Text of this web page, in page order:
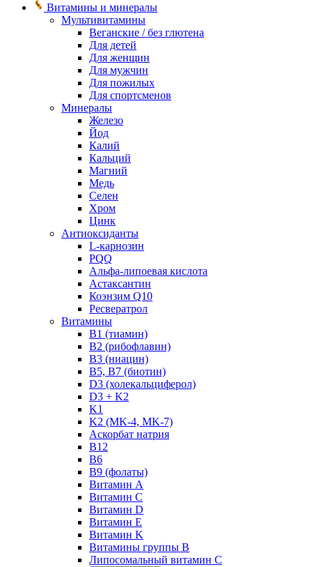
Витамины и минералы
Мультивитамины
Веганские / без глютена
Для детей
Для женщин
Для мужчин
Для пожилых
Для спортсменов
Минералы
Железо
Йод
Калий
Кальций
Магний
Медь
Селен
Хром
Цинк
Антиоксиданты
L-карнозин
PQQ
Альфа-липоевая кислота
Астаксантин
Коэнзим Q10
Ресвератрол
Витамины
B1 (тиамин)
B2 (рибофлавин)
B3 (ниацин)
B5, B7 (биотин)
D3 (холекальциферол)
D3 + K2
K1
K2 (MK-4, MK-7)
Аскорбат натрия
В12
В6
В9 (фолаты)
Витамин A
Витамин C
Витамин D
Витамин E
Витамин K
Витамины группы B
Липосомальный витамин C